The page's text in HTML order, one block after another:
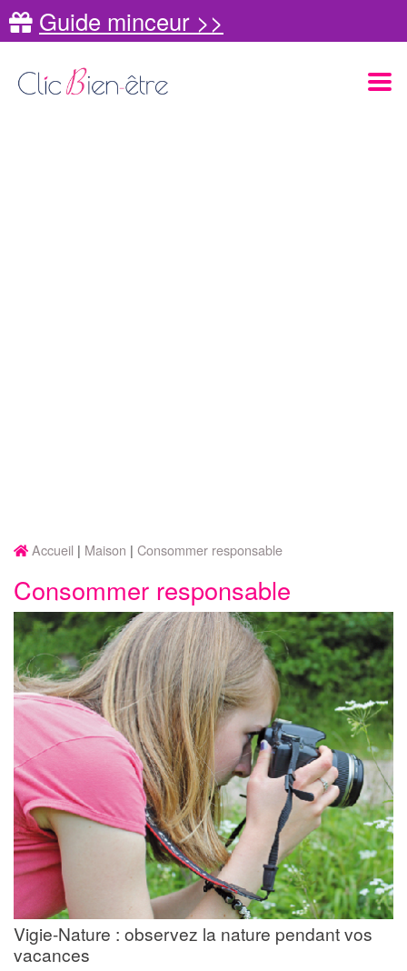
Guide minceur >>
Accueil Maison Consommer responsable
Consommer responsable
Vigie-Nature : observez la nature pendant vos
vacances